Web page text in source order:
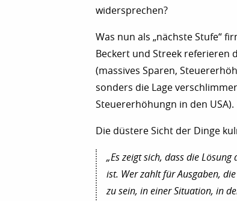
widersprechen?
Was nun als „nächste Stufe“
Beckert und Streek referieren
(massives Sparen,
sonders die Lage
Steuererhöhungn in den USA).
Die düstere Sicht der Dinge
„Es zeigt sich, dass die
ist. Wer zahlt für Ausgaben,
zu sein, in einer Situation, in